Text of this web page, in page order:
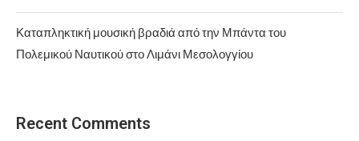
Καταπληκτική μουσική βραδιά από την Μπάντα του
Πολεμικού Ναυτικού στο Λιμάνι Μεσολογγίου
Recent Comments